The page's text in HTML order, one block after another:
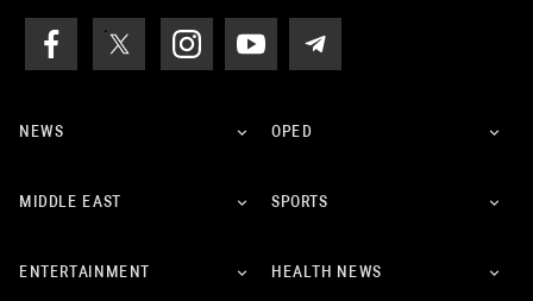
NEWS OPED
MIDDLE EAST SPORTS
ENTERTAINMENT HEALTH NEWS